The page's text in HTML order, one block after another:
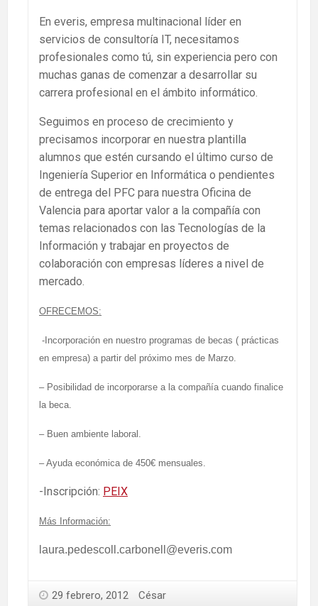
En everis, empresa multinacional líder en
servicios de consultoría IT, necesitamos
profesionales como tú, sin experiencia pero con
muchas ganas de comenzar a desarrollar su
carrera profesional en el ámbito informático.
Seguimos en proceso de crecimiento y
precisamos incorporar en nuestra plantilla
alumnos que estén cursando el último curso de
Ingeniería Superior en Informática o pendientes
de entrega del PFC para nuestra Oficina de
Valencia para aportar valor a la compañía con
temas relacionados con las Tecnologías de la
Información y trabajar en proyectos de
colaboración con empresas líderes a nivel de
mercado.
OFRECEMOS:
-Incorporación en nuestro programas de becas ( prácticas
en empresa) a partir del próximo mes de Marzo.
– Posibilidad de incorporarse a la compañía cuando finalice
la beca.
– Buen ambiente laboral.
– Ayuda económica de 450€ mensuales.
-Inscripción: PEIX
Más Información:
laura.pedescoll.carbonell@everis.com
29 febrero, 2012 César